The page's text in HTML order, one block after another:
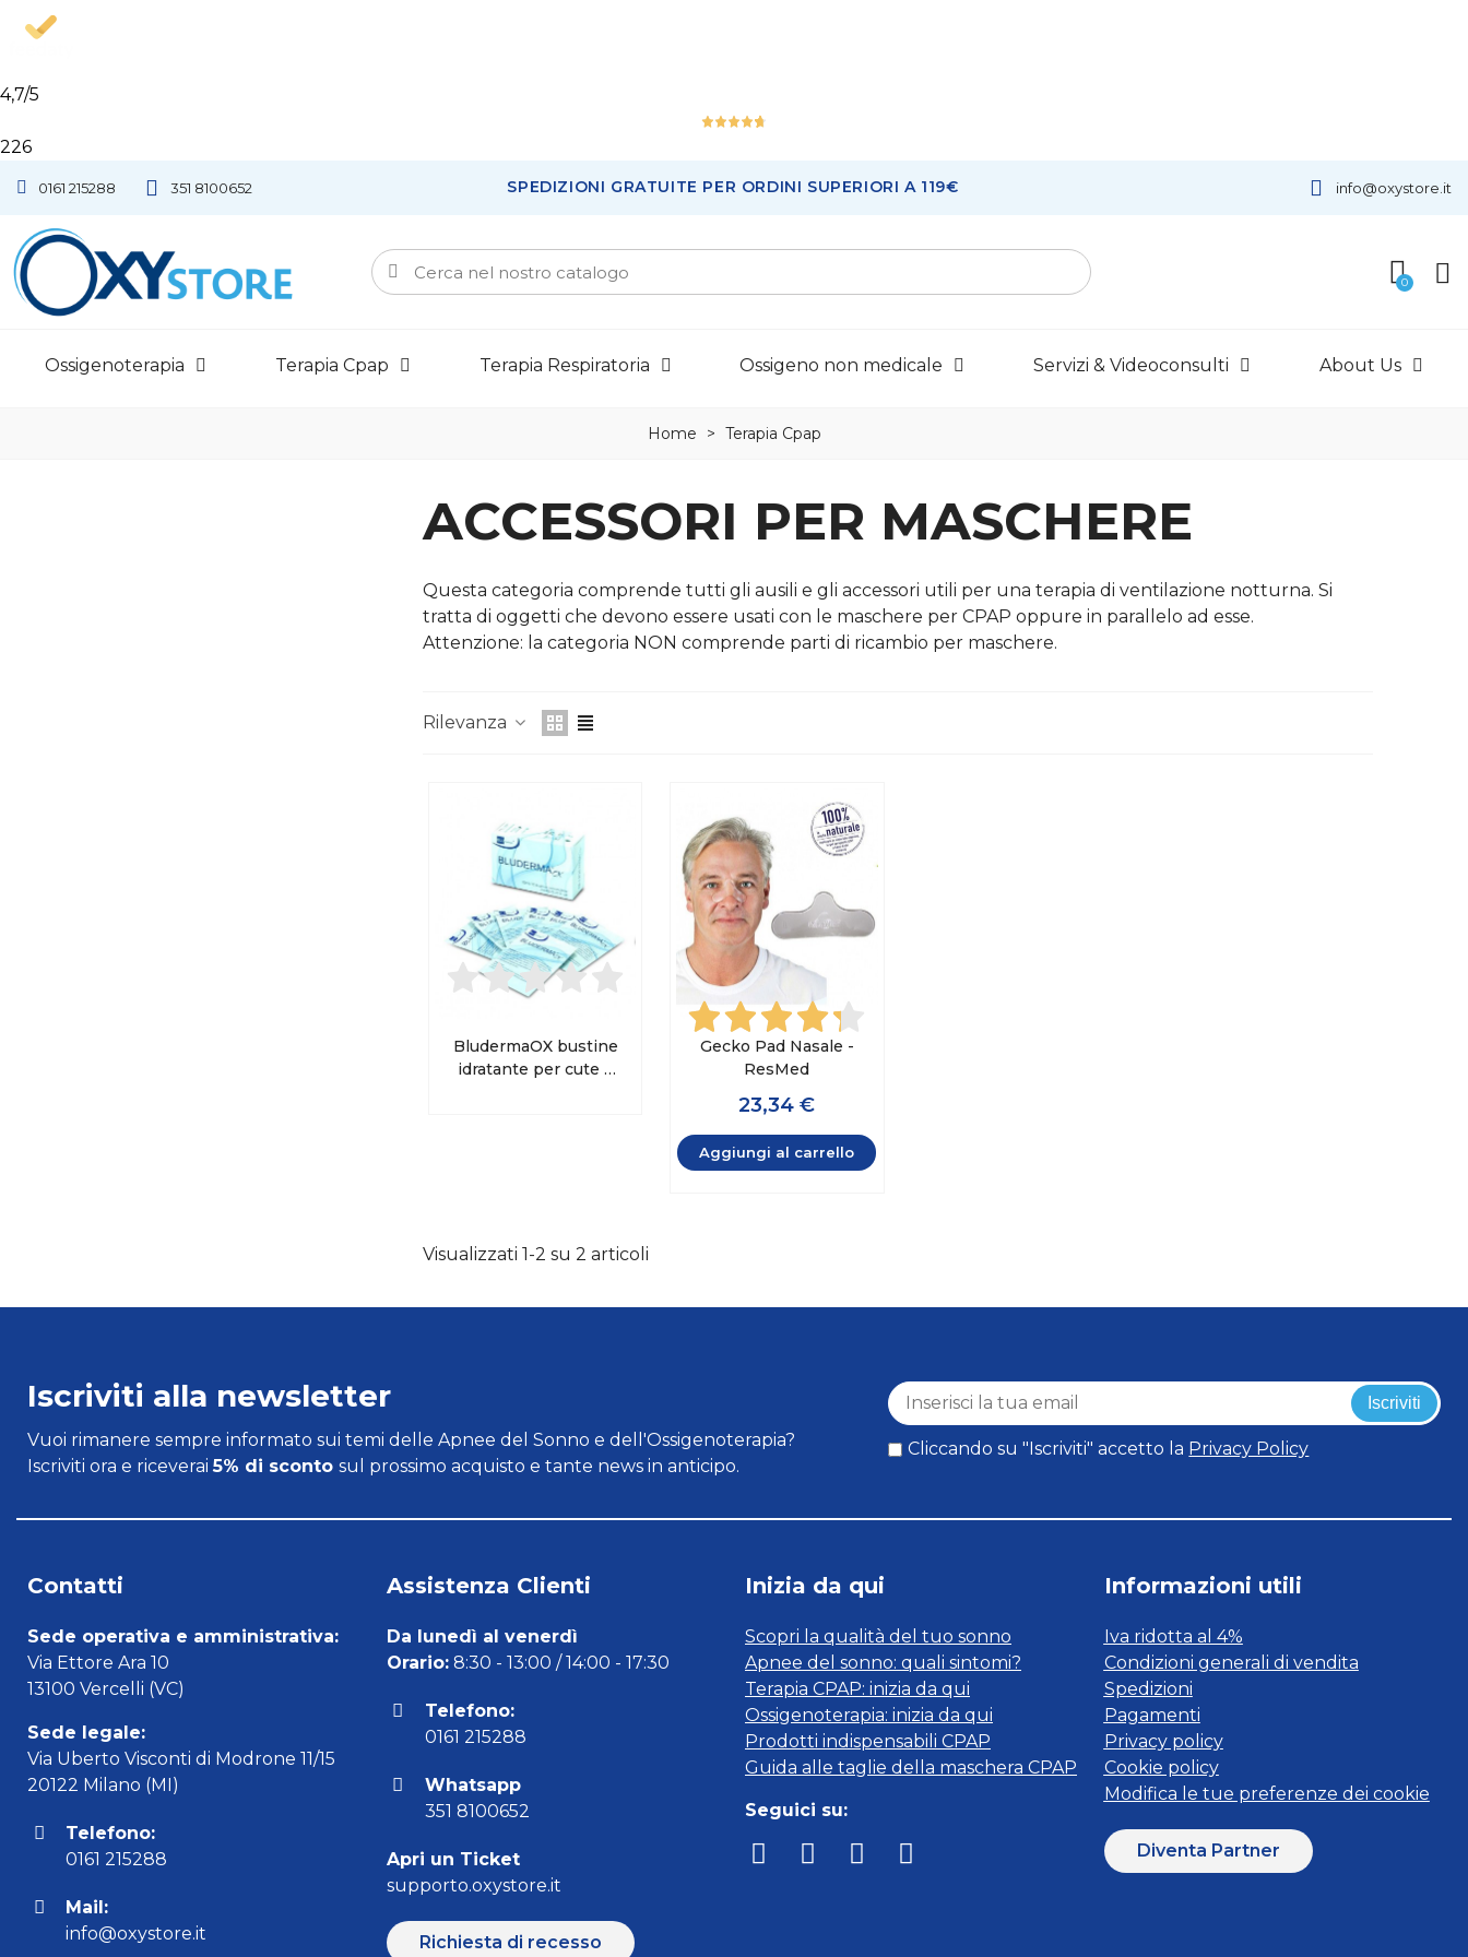
4,7/5
226
0161 215288 351 8100652 SPEDIZIONI GRATUITE PER ORDINI SUPERIORI A 119€
Ottimo
Recensioni
info@oxystore.it
Ossigenoterapia Terapia Cpap Terapia Respiratoria Ossigeno non medicale Servizi & Videoconsulti About Us
Home > Terapia Cpap
ACCESSORI PER MASCHERE
Questa categoria comprende tutti gli ausili e gli accessori utili per una terapia di ventilazione notturna. Si
tratta di oggetti che devono essere usati con le maschere per CPAP oppure in parallelo ad esse.
Attenzione: la categoria NON comprende parti di ricambio per maschere.
Rilevanza
BludermaOX bustine
idratante per cute e
Gecko Pad Nasale -
ResMed
23,34 €
Aggiungi al carrello
Visualizzati 1-2 su 2 articoli
Iscriviti alla newsletter
Vuoi rimanere sempre informato sui temi delle Apnee del Sonno e dell'Ossigenoterapia?
Iscriviti ora e riceverai5% di sconto sul prossimo acquisto e tante news in anticipo.
Iscriviti
Cliccando su "Iscriviti" accetto la Privacy Policy
Contatti
Sede operativa e amministrativa:
Via Ettore Ara 10
13100 Vercelli (VC)
Sede legale:
Via Uberto Visconti di Modrone 11/15
20122 Milano (MI)
Telefono:
0161 215288
Mail:
info@oxystore.it
Assistenza Clienti
Da lunedì al venerdì
Orario:8:30 - 13:00 / 14:00 - 17:30
Telefono:
0161 215288
Whatsapp
351 8100652
Apri un Ticket
supporto.oxystore.it
Richiesta di recesso
Inizia da qui
Scopri la qualità del tuo sonno
Apnee del sonno: quali sintomi?
Terapia CPAP: inizia da qui
Ossigenoterapia: inizia da qui
Prodotti indispensabili CPAP
Guida alle taglie della maschera CPAP
Seguici su:
Informazioni utili
Iva ridotta al 4%
Condizioni generali di vendita
Spedizioni
Pagamenti
Privacy policy
Cookie policy
Modifica le tue preferenze dei cookie
Diventa Partner